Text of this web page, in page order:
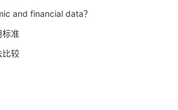
and financial data？
标准
比较